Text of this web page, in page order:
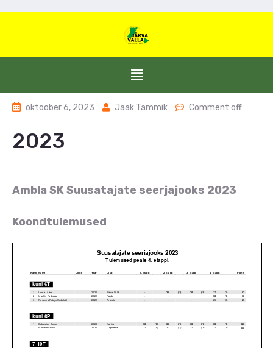
oktoober 6, 2023 Jaak Tammik Comment off
2023
Ambla SK Suusatajate seerjajooks 2023
Koondtulemused